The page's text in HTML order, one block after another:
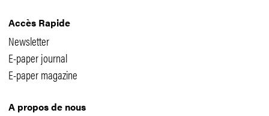
Accès Rapide
Newsletter
E-paper journal
E-paper magazine
A propos de nous